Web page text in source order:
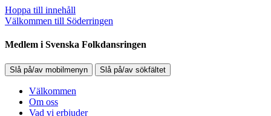
Hoppa till innehåll
Välkommen till Söderringen
Medlem i Svenska Folkdansringen
Slå på/av mobilmenyn Slå på/av sökfältet
Välkommen
Om oss
Vad vi erbjuder